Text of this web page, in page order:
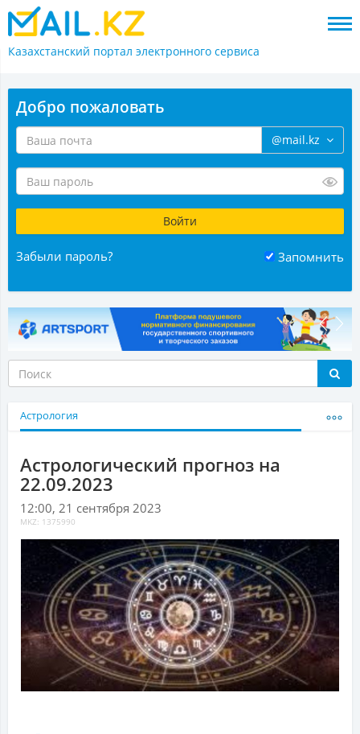
Казахстанский портал электронного сервиса
Добро пожаловать
@mail.kz
Забыли пароль? Запомнить
Астрология
Астрологический прогноз на
22.09.2023
12:00, 21 сентября 2023
MKZ: 1375990